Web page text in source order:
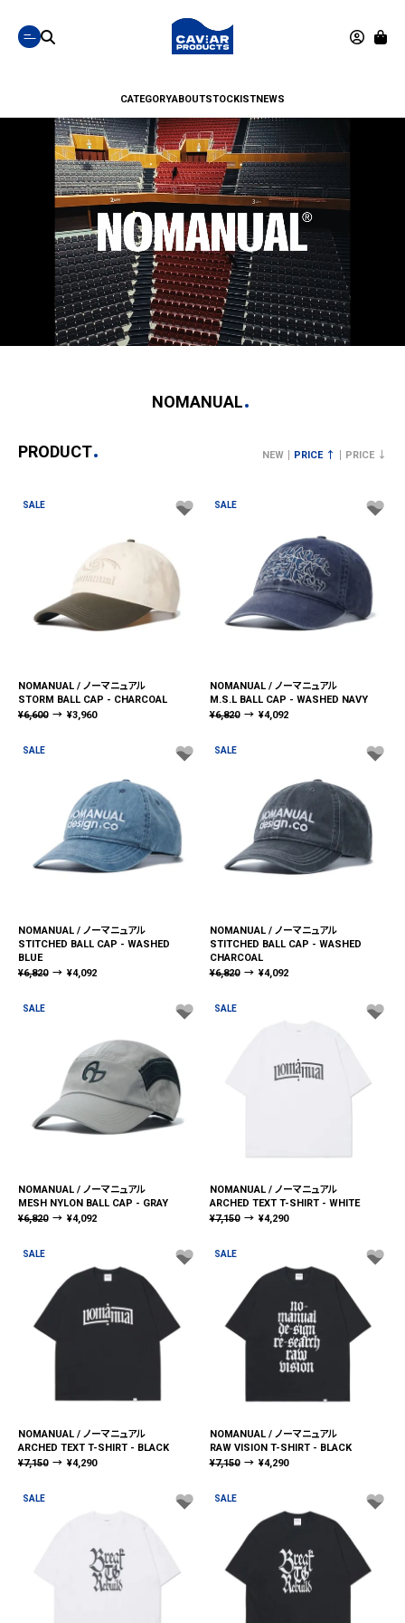
CATEGORYABOUTSTOCKISTNEWS
NOMANUAL
PRODUCT NEW PRICE ↑ PRICE ↓
SALE
NOMANUAL / ノーマニュアル
STORM BALL CAP - CHARCOAL
¥6,600 → ¥3,960
SALE
NOMANUAL / ノーマニュアル
M.S.L BALL CAP - WASHED NAVY
¥6,820 → ¥4,092
SALE
NOMANUAL / ノーマニュアル
STITCHED BALL CAP - WASHED
BLUE
¥6,820 → ¥4,092
SALE
NOMANUAL / ノーマニュアル
STITCHED BALL CAP - WASHED
CHARCOAL
¥6,820 → ¥4,092
SALE
NOMANUAL / ノーマニュアル
MESH NYLON BALL CAP - GRAY
¥6,820 → ¥4,092
SALE
NOMANUAL / ノーマニュアル
ARCHED TEXT T-SHIRT - WHITE
¥7,150 → ¥4,290
SALE
NOMANUAL / ノーマニュアル
ARCHED TEXT T-SHIRT - BLACK
¥7,150 → ¥4,290
SALE
NOMANUAL / ノーマニュアル
RAW VISION T-SHIRT - BLACK
¥7,150 → ¥4,290
SALE SALE